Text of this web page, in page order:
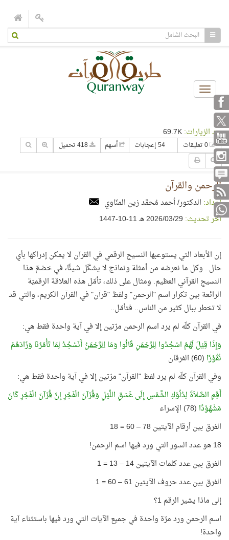
Toggle
navigation
عدد الزيارات:
54 إعجابات أسهم
الرحمن والقرآن
إعداد: الدكتور/ أحمد مُحمَّد زين المنّاوي
آخر تحديث: 29‏/03‏/2026 هـ 11-10-1447
إن الأبعاد التي يستوعبها النسيج الرقمي في القرآن لا يمكن إدراكها بأي
حال.. وكل ما نعرضه من أمثلة ونماذج لا يشكّل شيئًا، في خضمّ هذا
النسيج القرآني العظيم. ومثال على ذلك، تأمّل هذه العلاقة الرقميّة
الرائعة بين تكرار اسم "الرحمن" ولفظ "قرآن" في القرآن الكريم، والتي قد
لا تخطر ببال كثير من الناس.. فتأمّل..
في القرآن كلّه لم يرد اسم الرحمن مرّتين إلا في آية واحدة فقط هي:
وَإِذَا قِيْلَ لَهُمُ اسْجُدُوالِلرَّحْمَنِ قَالُوا وَمَاالرَّحْمَنُأَنَسْجُدُ لِمَا تَأْمُرُنَا وَزَادَهُمْ
نُفُوْرًا (60) الفرقان
وفي القرآن كلّه لم يرد لفظ "القرآن" مرّتين إلا في آية واحدة فقط هي:
أَقِمِ الصَّلاَةَ لِدُلُوْكِ الشَّمْسِ إِلَى غَسَقِ اللَّيْلِ وَقُرْآنَ الْفَجْرِ إِنَّقُرْآنَ الْفَجْرِ كَانَ
مَشْهُوْدًا (78) الإسراء
الفرق بين أرقام الآيتين 78 – 60 = 18
18 هو عدد السور التي ورد فيها اسم الرحمن!
الفرق بين عدد كلمات الآيتين 14 – 13 = 1
الفرق بين عدد حروف الآيتين 61 – 60 = 1
إلى ماذا يشير الرقم 1؟
اسم الرحمن ورد مرّة واحدة في جميع الآيات التي ورد فيها باستثناء آية
واحدة!